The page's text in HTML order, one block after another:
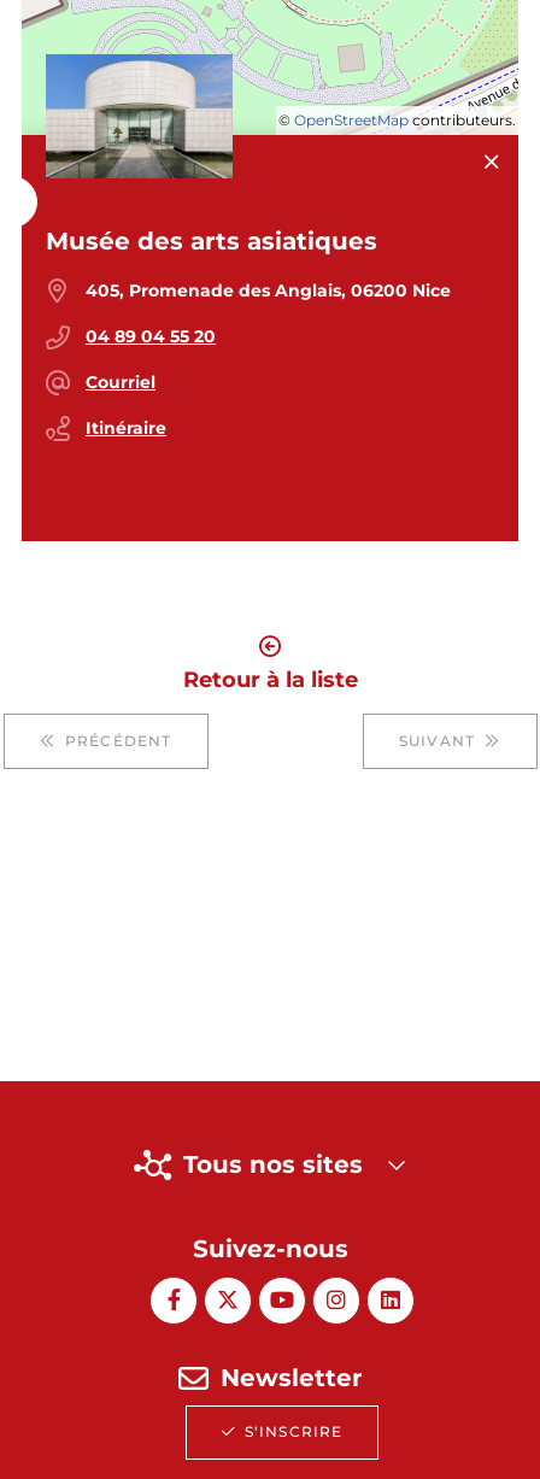
© OpenStreetMapcontributeurs.
Musée des arts asiatiques
405, Promenade des Anglais, 06200 Nice
04 89 04 55 20
Courriel
Itinéraire
PRÉCÉDENT
Retour à la liste
SUIVANT
Tous nos sites
Suivez-nous
Newsletter
S'INSCRIRE